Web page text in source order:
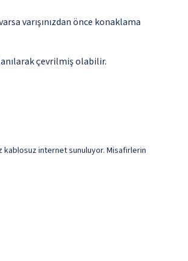
varışınızdan önce konaklama
çevrilmiş olabilir.
kablosuz internet sunuluyor. Misafirlerin